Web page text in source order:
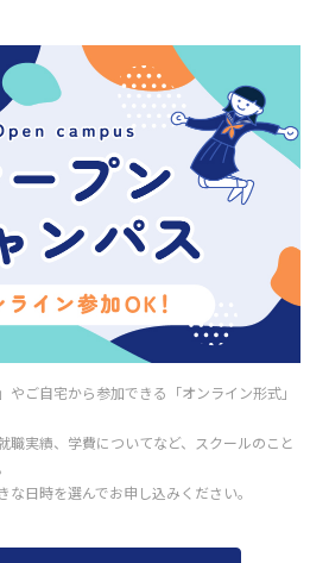
ご自宅から参加できる「オンライン形式」
職実績、学費についてなど、スクールのこと
な日時を選んでお申し込みください。